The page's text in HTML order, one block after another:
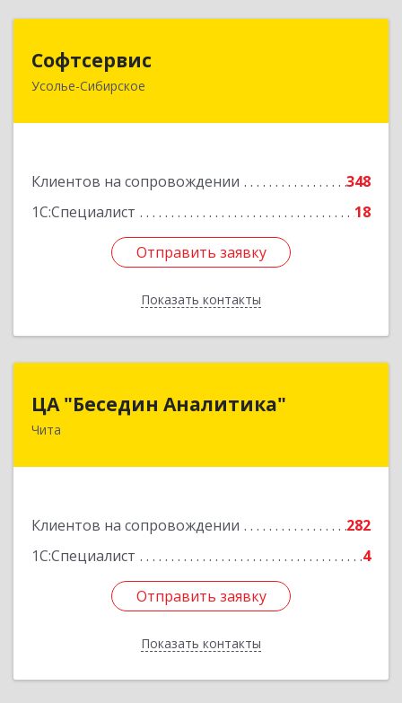
Софтсервис
Усолье-Сибирское
Клиентов на сопровождении
348
1С:Специалист
18
Отправить заявку
Показать контакты
665451, Иркутская обл, Усолье-Сибирское г,
Отправить заявку
Назад
ЦА "Беседин Аналитика"
Чита
Клиентов на сопровождении
282
1С:Специалист
4
Отправить заявку
Показать контакты
Отправить заявку
Назад